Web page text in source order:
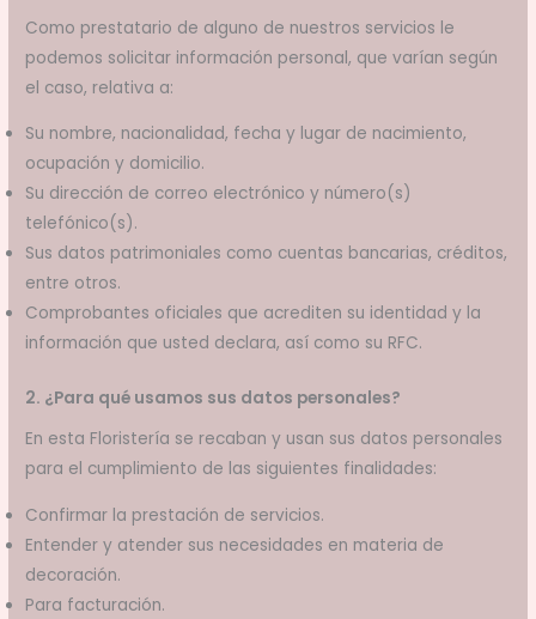
Como prestatario de alguno de nuestros servicios le
podemos solicitar información personal, que varían según
el caso, relativa a:
Su nombre, nacionalidad, fecha y lugar de nacimiento,
ocupación y domicilio.
Su dirección de correo electrónico y número(s)
telefónico(s).
Sus datos patrimoniales como cuentas bancarias, créditos,
entre otros.
Comprobantes oficiales que acrediten su identidad y la
información que usted declara, así­ como su RFC.
2. ¿Para qué usamos sus datos personales?
En esta Floristería se recaban y usan sus datos personales
para el cumplimiento de las siguientes finalidades:
Confirmar la prestación de servicios.
Entender y atender sus necesidades en materia de
decoración.
Para facturación.